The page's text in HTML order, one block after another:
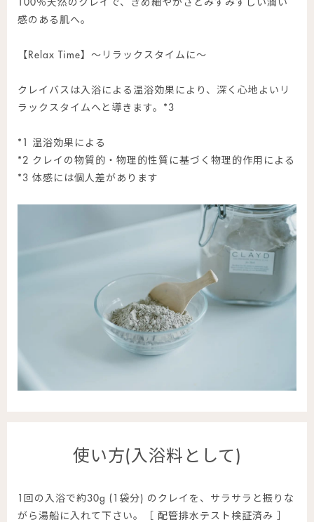
100％天然のクレイで、きめ細やかさとみずみずしい潤い
感のある肌へ。
【Relax Time】～リラックスタイムに～
クレイバスは入浴による温浴効果により、深く心地よいリ
ラックスタイムへと導きます。*3
*1 温浴効果による
*2 クレイの物質的・物理的性質に基づく物理的作用による
*3 体感には個人差があります
使い方(入浴料として)
1回の入浴で約30g (1袋分) のクレイを、サラサラと振りな
がら湯船に入れて下さい。［ 配管排水テスト検証済み ］